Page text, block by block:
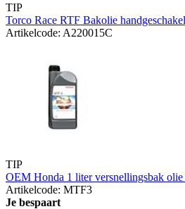
TIP
Torco Race RTF Bakolie
Artikelcode: A220015C
TIP
OEM Honda 1 liter versnellingsbak
Artikelcode: MTF3
Je bespaart